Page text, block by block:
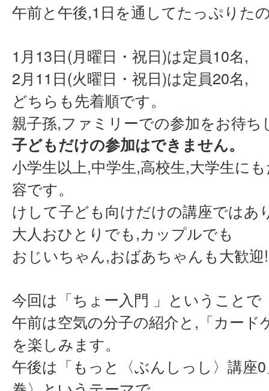
午前と午後,1日を通してたっぷりた
1月13日(月曜日・祝日)は定員10名,
2月11日(火曜日・祝日)は定員20名,
どちらも先着順です。
親子孫,ファミリーでの参加をお待ち
子どもだけの参加はできません。
小学生以上,中学生,高校生,大学生に
容です。
けして子ども向けだけの講座ではあ
大人おひとりでも,カップルでも
おじいちゃん,おばあちゃんも大歓迎!
今回は「ちょー入門 」ということで
午前は空気の分子の紹介と, 「カード
を楽しみます。
午後は「もっと〈ぶんしっし〉講座